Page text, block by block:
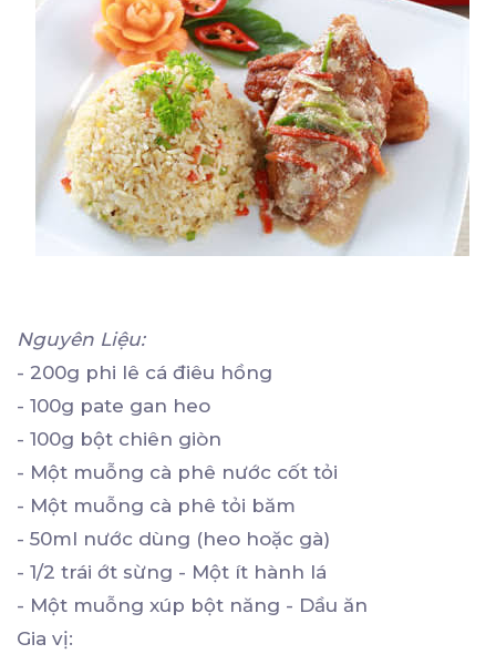
Nguyên Liệu:
- 200g phi lê cá điêu hồng
- 100g pate gan heo
- 100g bột chiên giòn
- Một muỗng cà phê nước cốt tỏi
- Một muỗng cà phê tỏi băm
- 50ml nước dùng (heo hoặc gà)
- 1/2 trái ớt sừng - Một ít hành lá
- Một muỗng xúp bột năng - Dầu ăn
Gia vị: